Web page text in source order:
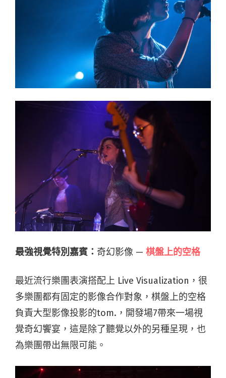
最強視覺特別嘉賓： 奇幻影像 — 棋盤上的空格
最近流行樂團表演搭配上 Live Visualization，很
多樂團都有固定的影像合作對象，棋盤上的空格
負責大型影像投影的tom.，開發場7帶來一場視
覺奇幻饗宴，這是除了聽覺以外的另種呈現，也
為樂團帶出無限可能。